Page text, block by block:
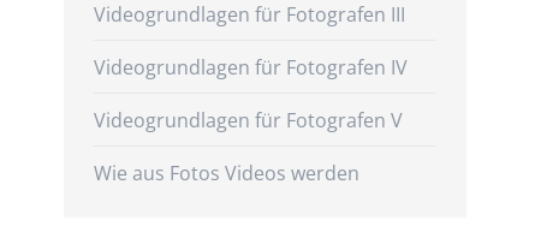
Videogrundlagen für Fotografen III
Videogrundlagen für Fotografen IV
Videogrundlagen für Fotografen V
Wie aus Fotos Videos werden